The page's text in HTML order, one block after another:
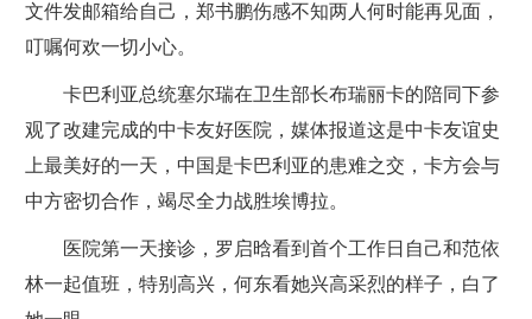
文件发邮箱给自己，郑书鹏伤感不知两人何时能再见面，
叮嘱何欢一切小心。
卡巴利亚总统塞尔瑞在卫生部长布瑞丽卡的陪同下参
观了改建完成的中卡友好医院，媒体报道这是中卡友谊史
上最美好的一天，中国是卡巴利亚的患难之交，卡方会与
中方密切合作，竭尽全力战胜埃博拉。
医院第一天接诊，罗启晗看到首个工作日自己和范依
林一起值班，特别高兴，何东看她兴高采烈的样子，白了